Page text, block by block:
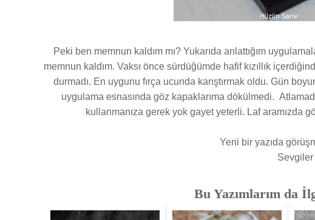
Peki ben memnun kaldım mı? Yukarıda anlattığım
memnun kaldım. Vaksı önce sürdüğümde hafif kızıllık
durmadı. En uygunu fırça ucunda karıştırmak oldu. Gün
uygulama esnasında göz kapaklarıma dökülmedi.
kullanmanıza gerek yok gayet yeterli. Laf aramızda
Yeni bir yazıda
Sevgiler
Bu Yazımlarım da